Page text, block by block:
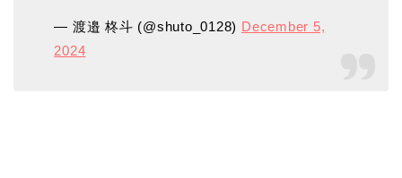
— 渡邉 柊斗 (@shuto_0128) December 5,
2024